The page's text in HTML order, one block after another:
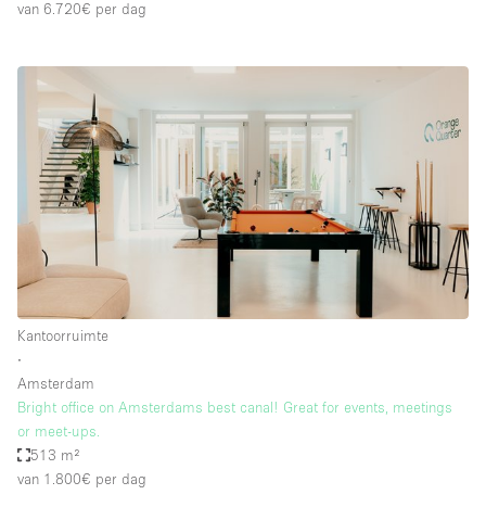
van 6.720€ per dag
Kantoorruimte
∙
Amsterdam
Bright office on Amsterdams best canal! Great for events, meetings
or meet-ups.
513 m²
van 1.800€ per dag